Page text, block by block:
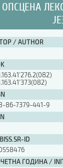
ОПСЦЕНА
/ AUTHOR
86-7379-441-9
ID
ГОДИНА /